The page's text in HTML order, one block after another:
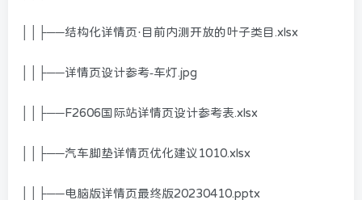
││├──结构化详情页·目前内测开放的叶子类目.xlsx
││├──详情页设计参考-车灯.jpg
││├──F2606国际站详情页设计参考表.xlsx
││├──汽车脚垫详情页优化建议1010.xlsx
││├──电脑版详情页最终版20230410.pptx